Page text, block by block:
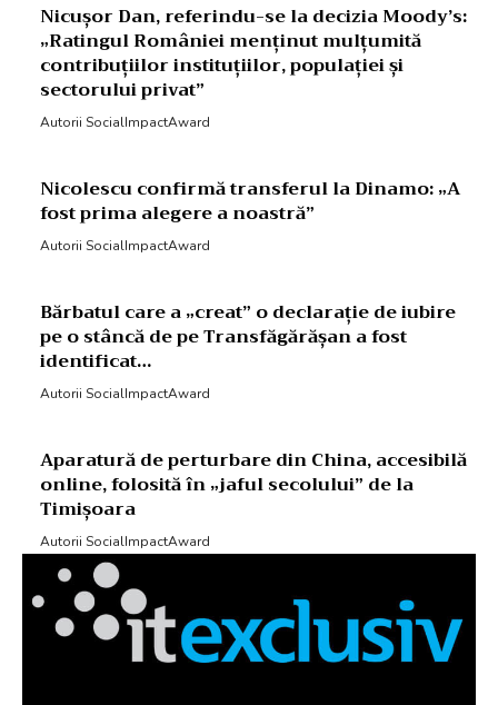
Nicușor Dan, referindu-se la decizia Moody’s:
„Ratingul României menținut mulțumită
contribuțiilor instituțiilor, populației și
sectorului privat”
Autorii SocialImpactAward
Nicolescu confirmă transferul la Dinamo: „A
fost prima alegere a noastră”
Autorii SocialImpactAward
Bărbatul care a „creat” o declarație de iubire
pe o stâncă de pe Transfăgărășan a fost
identificat…
Autorii SocialImpactAward
Aparatură de perturbare din China, accesibilă
online, folosită în „jaful secolului” de la
Timișoara
Autorii SocialImpactAward